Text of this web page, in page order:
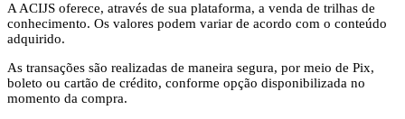
A ACIJS oferece, através de sua plataforma, a venda de trilhas de
conhecimento. Os valores podem variar de acordo com o conteúdo
adquirido.
As transações são realizadas de maneira segura, por meio de Pix,
boleto ou cartão de crédito, conforme opção disponibilizada no
momento da compra.